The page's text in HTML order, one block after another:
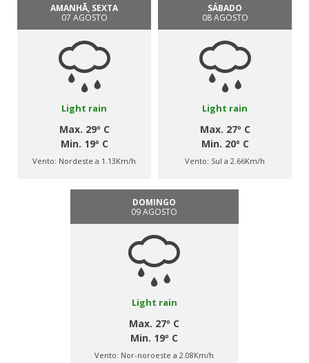
AMANHÃ, SEXTA
07 AGOSTO
Light rain
Max. 29º C
Min. 19º C
Vento: Nordeste a 1.13Km/h
SÁBADO
08 AGOSTO
Light rain
Max. 27º C
Min. 20º C
Vento: Sul a 2.66Km/h
DOMINGO
09 AGOSTO
Light rain
Max. 27º C
Min. 19º C
Vento: Nor-noroeste a 2.08Km/h